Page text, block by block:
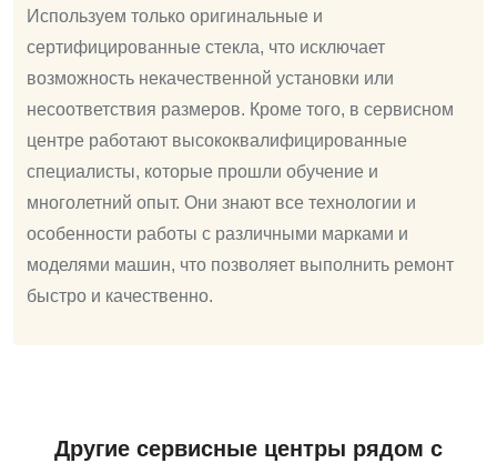
Используем только оригинальные и
сертифицированные стекла, что исключает
возможность некачественной установки или
несоответствия размеров. Кроме того, в сервисном
центре работают высококвалифицированные
специалисты, которые прошли обучение и
многолетний опыт. Они знают все технологии и
особенности работы с различными марками и
моделями машин, что позволяет выполнить ремонт
быстро и качественно.
Другие сервисные центры рядом с